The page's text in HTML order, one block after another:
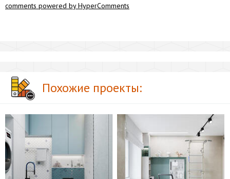
comments powered by HyperComments
Похожие проекты: